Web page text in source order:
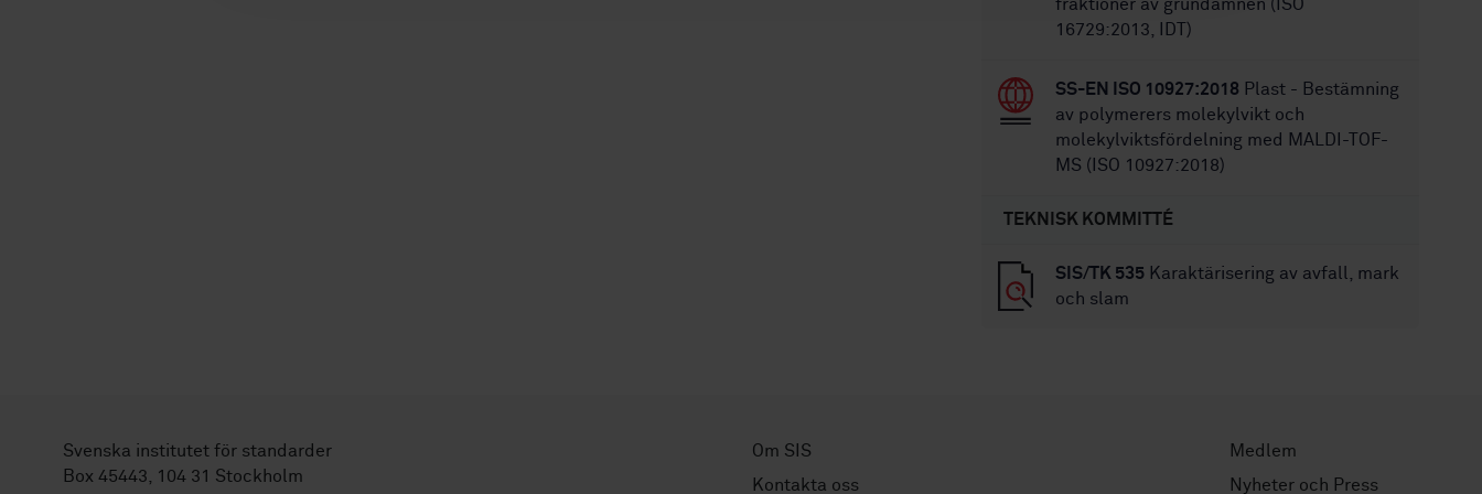
fraktioner av grundämnen (ISO
16729:2013, IDT)
SS-EN ISO 10927:2018 Plast - Bestämning
av polymerers molekylvikt och
molekylviktsfördelning med MALDI-TOF-
MS (ISO 10927:2018)
TEKNISK KOMMITTÉ
SIS/TK 535 Karaktärisering av avfall, mark
och slam
Svenska institutet för standarder
Box 45443, 104 31 Stockholm
Om SIS
Kontakta oss
Medlem
Nyheter och Press